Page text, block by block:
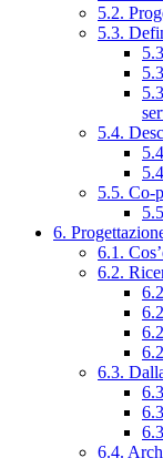
5.2.
5.3.
5.4.
5.5. Co-
6.
6.1.
6.2.
6.3.
6.4.